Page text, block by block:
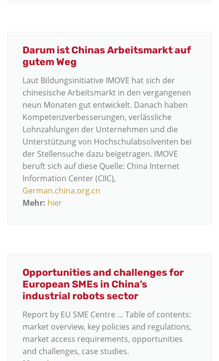
Darum ist Chinas Arbeitsmarkt auf
gutem Weg
Laut Bildungsinitiative IMOVE hat sich der
chinesische Arbeitsmarkt in den vergangenen
neun Monaten gut entwickelt. Danach haben
Kompetenzverbesserungen, verlässliche
Lohnzahlungen der Unternehmen und die
Unterstützung von Hochschulabsolventen bei
der Stellensuche dazu beigetragen. IMOVE
beruft sich auf diese Quelle: China Internet
Information Center (CIIC),
German.china.org.cn
Mehr: hier
Opportunities and challenges for
European SMEs in China’s
industrial robots sector
Report by EU SME Centre ... Table of contents:
market overview, key policies and regulations,
market access requirements, opportunities
and challenges, case studies.